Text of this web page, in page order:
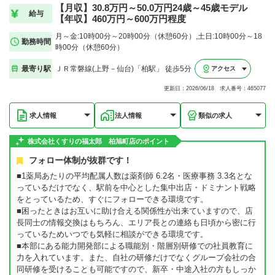
給与
【月収】30.8万円～50.0万円24歳～45歳モデル
【年収】460万円～600万円程度
勤務時間
月～金:10時00分～20時00分（休憩60分）,土日:10時00分～18
時00分（休憩60分）
最寄り駅 ＪＲ常磐線(上野－仙台)「柏駅」 徒歩5分 アクセス
更新日：2026/06/18 求人番号：465077
求人情報 法人情報 類似の求人
株式会社くすりの福太郎 柏旭町店のポイント
フォロー体制が抜群です！
■1薬局あたりの平均配属人数は薬剤師 6.2名・医療事務 3.3名とな
っているだけでなく、駅前を中心とした集中出店・ドミナント戦略
をとっているため、すぐにフォローできる環境です。
■困ったときはお互いに助け合える関係性が出来ていますので、店
長同士の情報交換はもちろん、エリア長との連絡も日頃から密に行
っているためいつでも気軽に相談ができる環境です。
■本部にある能力開発部による職能別・階層別研修での社員教育に
力を入れています。また、自社の研修だけでなくグループ会社の合
同研修を受けることも可能ですので、新卒・中途入社の方もしっか